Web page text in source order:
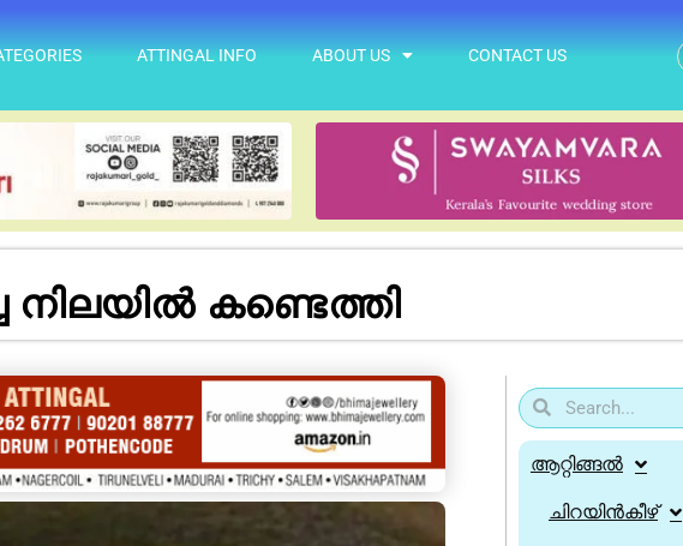
ATTINGAL INFO ABOUT US CONTACT US
നി​ല​യി​ല്‍ കണ്ടെത്തി
ആറ്റിങ്ങൽ
ചിറയിൻകീഴ്